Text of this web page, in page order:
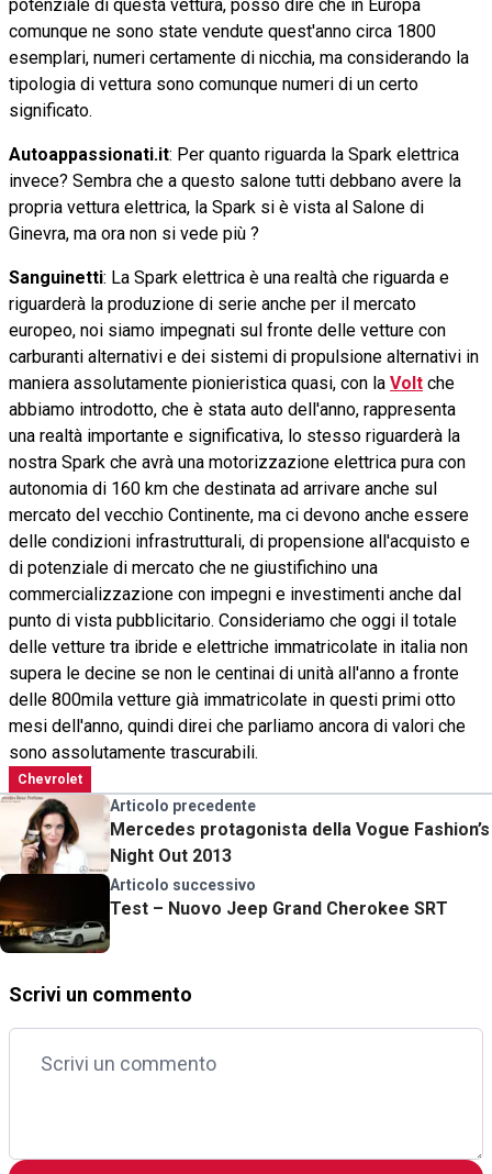
potenziale di questa vettura, posso dire che in Europa
comunque ne sono state vendute quest'anno circa 1800
esemplari, numeri certamente di nicchia, ma considerando la
tipologia di vettura sono comunque numeri di un certo
significato.
Autoappassionati.it: Per quanto riguarda la Spark elettrica
invece? Sembra che a questo salone tutti debbano avere la
propria vettura elettrica, la Spark si è vista al Salone di
Ginevra, ma ora non si vede più ?
Sanguinetti: La Spark elettrica è una realtà che riguarda e
riguarderà la produzione di serie anche per il mercato
europeo, noi siamo impegnati sul fronte delle vetture con
carburanti alternativi e dei sistemi di propulsione alternativi in
maniera assolutamente pionieristica quasi, con la Volt che
abbiamo introdotto, che è stata auto dell'anno, rappresenta
una realtà importante e significativa, lo stesso riguarderà la
nostra Spark che avrà una motorizzazione elettrica pura con
autonomia di 160 km che destinata ad arrivare anche sul
mercato del vecchio Continente, ma ci devono anche essere
delle condizioni infrastrutturali, di propensione all'acquisto e
di potenziale di mercato che ne giustifichino una
commercializzazione con impegni e investimenti anche dal
punto di vista pubblicitario. Consideriamo che oggi il totale
delle vetture tra ibride e elettriche immatricolate in italia non
supera le decine se non le centinai di unità all'anno a fronte
delle 800mila vetture già immatricolate in questi primi otto
mesi dell'anno, quindi direi che parliamo ancora di valori che
sono assolutamente trascurabili.
Chevrolet
Articolo precedente
Mercedes protagonista della Vogue Fashion’s
Night Out 2013
Articolo successivo
Test – Nuovo Jeep Grand Cherokee SRT
Scrivi un commento